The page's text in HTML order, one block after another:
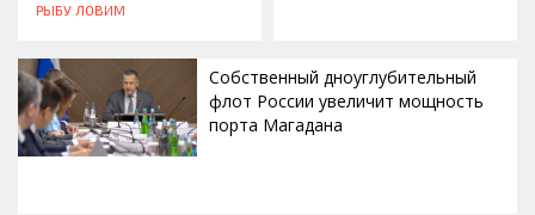
РЫБУ ЛОВИМ
Собственный дноуглубительный
флот России увеличит мощность
порта Магадана